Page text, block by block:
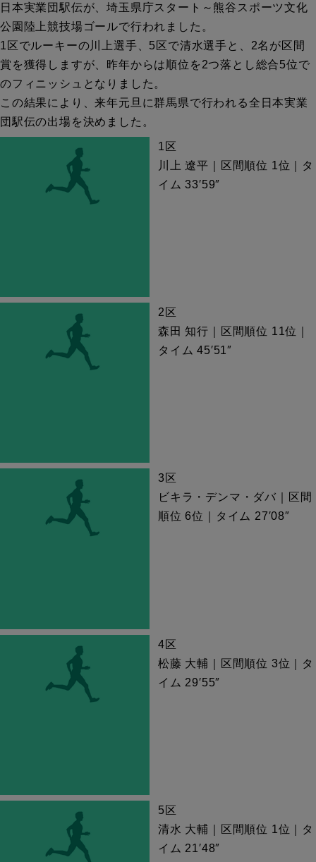
日本実業団駅伝が、埼玉県庁スタート～熊谷スポーツ文化
公園陸上競技場ゴールで行われました。
1区でルーキーの川上選手、5区で清水選手と、2名が区間
賞を獲得しますが、昨年からは順位を2つ落とし総合5位で
のフィニッシュとなりました。
この結果により、来年元旦に群馬県で行われる全日本実業
団駅伝の出場を決めました。
1区
川上 遼平｜区間順位 1位｜タ
イム 33′59″
2区
森田 知行｜区間順位 11位｜
タイム 45′51″
3区
ビキラ・デンマ・ダバ｜区間
順位 6位｜タイム 27′08″
4区
松藤 大輔｜区間順位 3位｜タ
イム 29′55″
5区
清水 大輔｜区間順位 1位｜タ
イム 21′48″